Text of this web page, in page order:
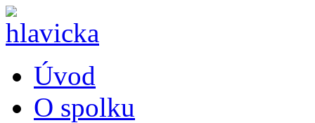
Úvod
O spolku